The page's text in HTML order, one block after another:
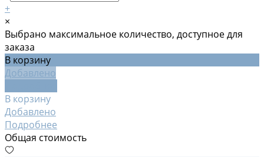
+
×
Выбрано максимальное количество, доступное для
заказа
В корзину
Добавлено
В корзину
Добавлено
Подробнее
Общая стоимость